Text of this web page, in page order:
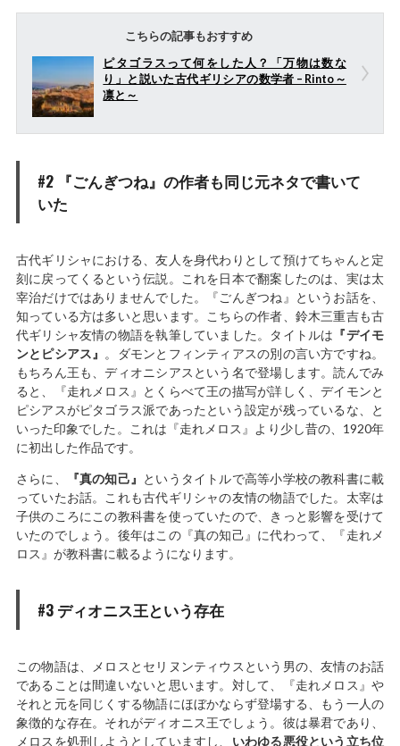
こちらの記事もおすすめ
ピタゴラスって何をした人？「万物は数な
り」と説いた古代ギリシアの数学者 – Rinto～
凛と～
#2 『ごんぎつね』の作者も同じ元ネタで書いて
いた
古代ギリシャにおける、友人を身代わりとして預けてちゃんと定
刻に戻ってくるという伝説。これを日本で翻案したのは、実は太
宰治だけではありませんでした。『ごんぎつね』というお話を、
知っている方は多いと思います。こちらの作者、鈴木三重吉も古
代ギリシャ友情の物語を執筆していました。タイトルは 『デイモ
ンとピシアス』 。ダモンとフィンティアスの別の言い方ですね。
もちろん王も、ディオニシアスという名で登場します。読んでみ
ると、『走れメロス』とくらべて王の描写が詳しく、デイモンと
ピシアスがピタゴラス派であったという設定が残っているな、と
いった印象でした。これは『走れメロス』より少し昔の、1920年
に初出した作品です。
さらに、 『真の知己』 というタイトルで高等小学校の教科書に載
っていたお話。これも古代ギリシャの友情の物語でした。太宰は
子供のころにこの教科書を使っていたので、きっと影響を受けて
いたのでしょう。後年はこの『真の知己』に代わって、『走れメ
ロス』が教科書に載るようになります。
#3 ディオニス王という存在
この物語は、メロスとセリヌンティウスという男の、友情のお話
であることは間違いないと思います。対して、『走れメロス』や
それと元を同じくする物語にほぼかならず登場する、もう一人の
象徴的な存在。それがディオニス王でしょう。彼は暴君であり、
メロスを処刑しようとしていますし、 いわゆる悪役という立ち位